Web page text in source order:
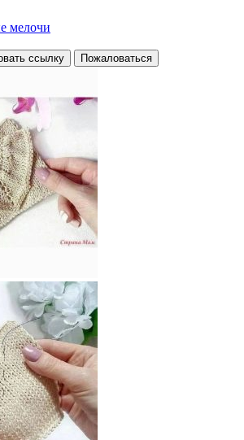
мелочи
ссылку Пожаловаться